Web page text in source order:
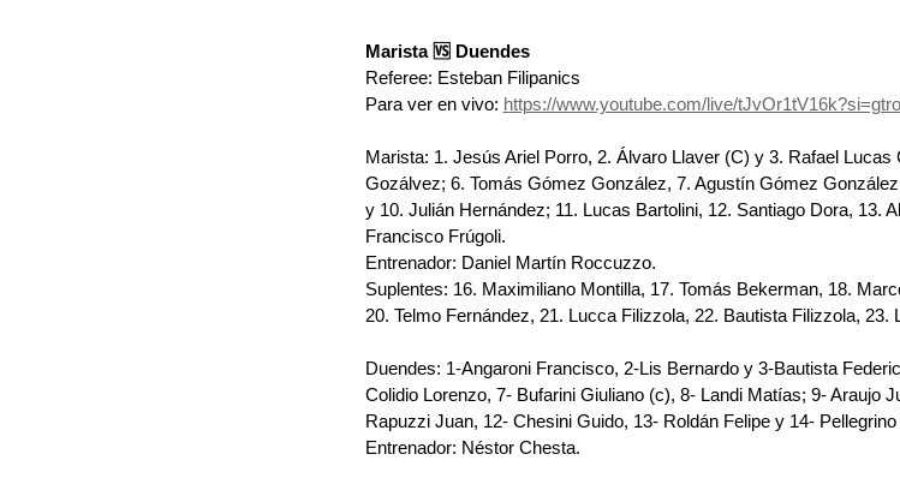
Marista 🆚 Duendes
Referee: Esteban Filipanics
Para ver en vivo: https://www.youtube.com/live/
Marista: 1.⁠ ⁠Jesús Ariel Porro, 2.⁠ ⁠⁠Álvaro Llaver (C) y 3.⁠ ⁠Rafael
Gozálvez; 6.⁠ ⁠⁠Tomás Gómez González, 7.⁠ ⁠⁠Agustín Gómez
y 10.⁠ ⁠⁠Julián Hernández; 11.⁠ ⁠⁠Lucas Bartolini, 12.⁠ ⁠⁠Santiago Dora, 13.⁠
⁠Francisco Frúgoli.
Entrenador: Daniel Martín Roccuzzo.
Suplentes: 16.⁠ ⁠⁠Maximiliano Montilla, 17.⁠ ⁠⁠Tomás Bekerman, 18.⁠
20.⁠ ⁠⁠Telmo Fernández, 21.⁠ ⁠⁠Lucca Filizzola, 22.⁠ ⁠⁠Bautista Filizzola, 23.⁠
Duendes: 1-Angaroni Francisco, 2-Lis Bernardo y 3-Bautista
Colidio Lorenzo, 7- Bufarini Giuliano (c), 8- Landi Matías; 9- Araujo
Rapuzzi Juan, 12- Chesini Guido, 13- Roldán Felipe y 14-
Entrenador: Néstor Chesta.